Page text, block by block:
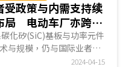
受政策与内需支持续
局 电动车厂亦跨足
业务
化矽(SiC)基板与功率元件
与规模，仍与国际业者有
扩大采用SiC功...2024-04-15